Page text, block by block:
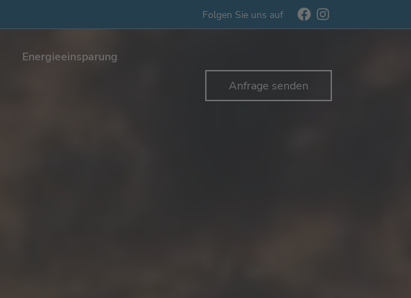
Folgen Sie uns auf
Energieeinsparung
Anfrage senden